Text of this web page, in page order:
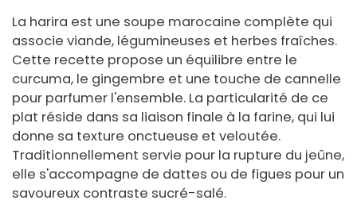
La harira est une soupe marocaine complète qui
associe viande, légumineuses et herbes fraîches.
Cette recette propose un équilibre entre le
curcuma, le gingembre et une touche de cannelle
pour parfumer l'ensemble. La particularité de ce
plat réside dans sa liaison finale à la farine, qui lui
donne sa texture onctueuse et veloutée.
Traditionnellement servie pour la rupture du jeûne,
elle s'accompagne de dattes ou de figues pour un
savoureux contraste sucré-salé.